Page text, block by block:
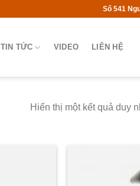
Số 541
TIN TỨC VIDEO LIÊN HỆ
Hiển thị một kết quả duy